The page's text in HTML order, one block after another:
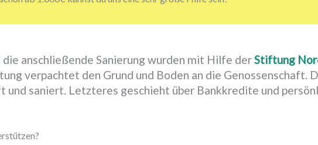
die anschließende Sanierung wurden mit Hilfe derStiftung
verpachtet den Grund und Boden an die Genossenschaft.
und saniert. Letzteres geschieht über Bankkredite und